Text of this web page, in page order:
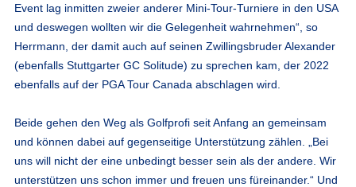
Event lag inmitten zweier anderer Mini-Tour-Turniere in den USA
und deswegen wollten wir die Gelegenheit wahrnehmen“, so
Herrmann, der damit auch auf seinen Zwillingsbruder Alexander
(ebenfalls Stuttgarter GC Solitude) zu sprechen kam, der 2022
ebenfalls auf der PGA Tour Canada abschlagen wird.
Beide gehen den Weg als Golfprofi seit Anfang an gemeinsam
und können dabei auf gegenseitige Unterstützung zählen. „Bei
uns will nicht der eine unbedingt besser sein als der andere. Wir
unterstützen uns schon immer und freuen uns füreinander.“ Und